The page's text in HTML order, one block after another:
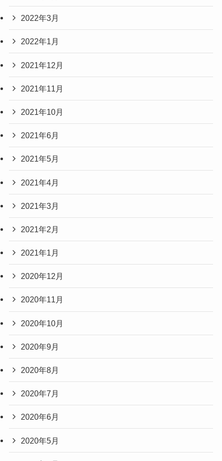
2022年3月
2022年1月
2021年12月
2021年11月
2021年10月
2021年6月
2021年5月
2021年4月
2021年3月
2021年2月
2021年1月
2020年12月
2020年11月
2020年10月
2020年9月
2020年8月
2020年7月
2020年6月
2020年5月